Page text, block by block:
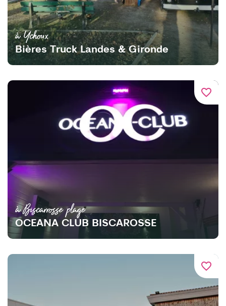
à Ychoux
Bières Truck Landes & Gironde
favorite_border
à Biscarrosse plage
OCEANA CLUB BISCAROSSE
favorite_border